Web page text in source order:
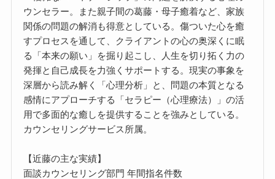
ウンセラー。また親子間の葛藤・母子癒着など、家族
関係の問題の解消も得意としている。傷ついた心を癒
すプロセスを通して、クライアントの心の奥深くに眠
る「本来の願い」を掘り起こし、人生を切り拓く力の
発揮と自己成長を力強くサポートする。現実の事象を
深層から読み解く「心理分析」と、問題の本質となる
感情にアプローチする「セラピー（心理療法）」の活
用で多面的な癒しを提供することを強みとしている。
カウンセリングサービス所属。
【近藤の主な実績】
面談カウンセリング部門 年間指名件数